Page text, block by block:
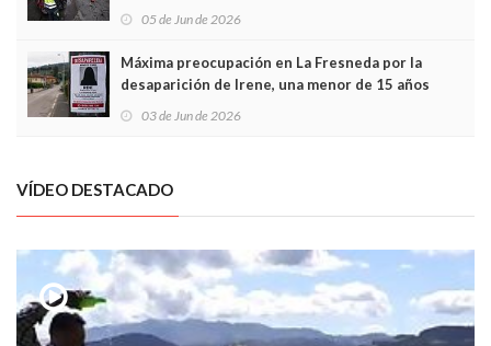
frontal
05 de Jun de 2026
Máxima preocupación en La Fresneda por la
desaparición de Irene, una menor de 15 años
03 de Jun de 2026
VÍDEO DESTACADO